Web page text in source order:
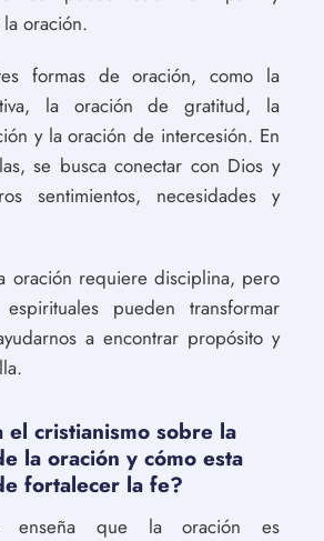
oración.
formas de oración, como la
la oración de gratitud, la
y la oración de intercesión. En
se busca conectar con Dios y
sentimientos, necesidades y
oración requiere disciplina, pero
pueden transformar
a encontrar propósito y
el cristianismo sobre la
la oración y cómo esta
fortalecer la fe?
enseña que la oración es